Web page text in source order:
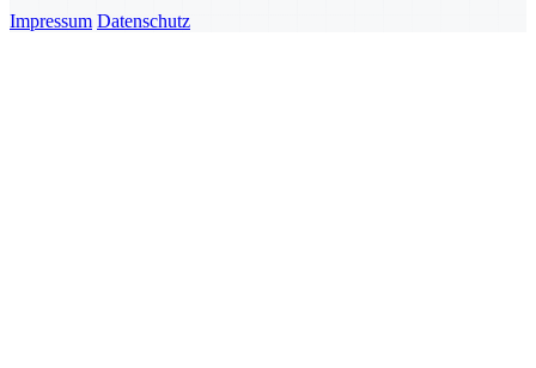
Impressum Datenschutz